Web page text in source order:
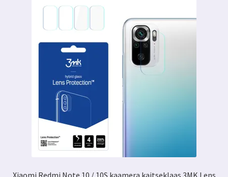
saab
teha
tootelehel.
Xiaomi Redmi Note 10 / 10S kaamera kaitseklaas 3MK Lens